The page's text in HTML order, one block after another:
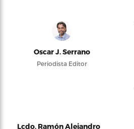
Oscar J. Serrano
Periodista Editor
Lcdo. Ramón Alejandro